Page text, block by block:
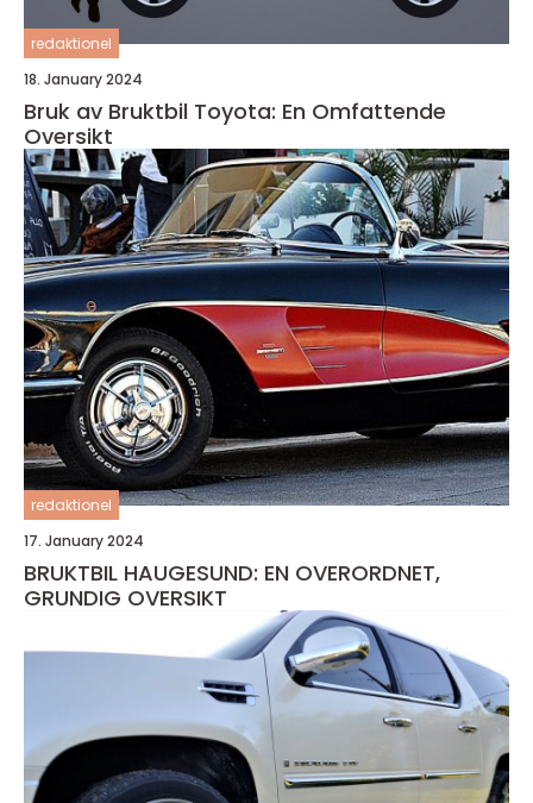
redaktionel
18. January 2024
Bruk av Bruktbil Toyota: En Omfattende
Oversikt
redaktionel
17. January 2024
BRUKTBIL HAUGESUND: EN OVERORDNET,
GRUNDIG OVERSIKT